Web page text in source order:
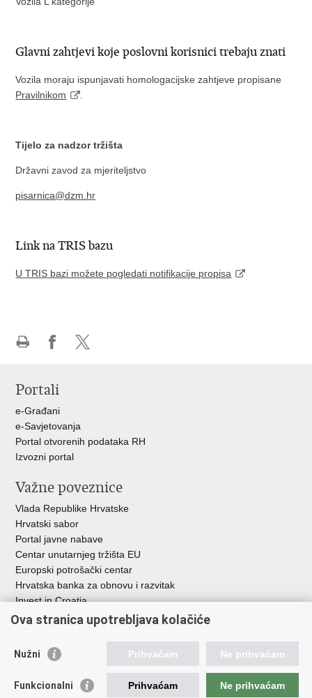
Glavni zahtjevi koje poslovni korisnici trebaju znati
Vozila moraju ispunjavati homologacijske zahtjeve propisane
Pravilnikom
Tijelo za nadzor tržišta
Državni zavod za mjeriteljstvo
pisarnica@dzm.hr
Link na TRIS bazu
U TRIS bazi možete pogledati notifikacije propisa
Facebooku
Portali
e-Građani
e-Savjetovanja
Portal otvorenih podataka RH
Izvozni portal
Važne poveznice
Vlada Republike Hrvatske
Hrvatski sabor
Portal javne nabave
Centar unutarnjeg tržišta EU
Europski potrošački centar
Hrvatska banka za obnovu i razvitak
Invest in Croatia
Europska banka za obnovu i razvoj
Središnja agencija za financiranje i ugovaranje
Institucije i javne ustanove u nadležnosti
Ova stranica upotrebljava kolačiće
Nužni Prihvaćam Ne prihvaćam
Funkcionalni Prihvaćam Ne prihvaćam